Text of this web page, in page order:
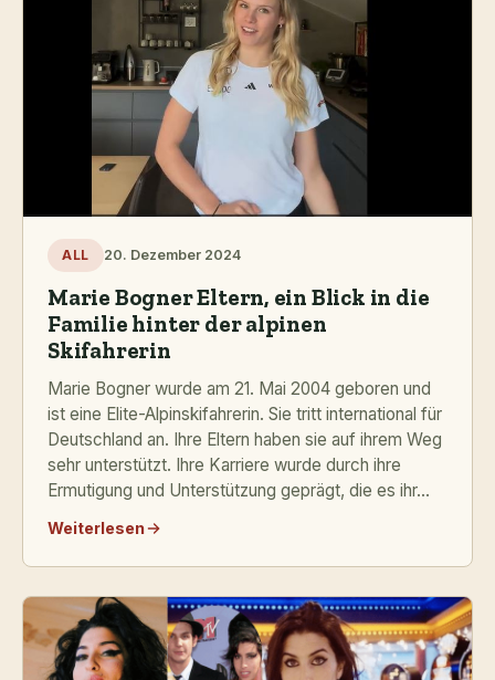
ALL 20. Dezember 2024
Marie Bogner Eltern, ein Blick in die
Familie hinter der alpinen
Skifahrerin
Marie Bogner wurde am 21. Mai 2004 geboren und
ist eine Elite-Alpinskifahrerin. Sie tritt international für
Deutschland an. Ihre Eltern haben sie auf ihrem Weg
sehr unterstützt. Ihre Karriere wurde durch ihre
Ermutigung und Unterstützung geprägt, die es ihr...
Weiterlesen